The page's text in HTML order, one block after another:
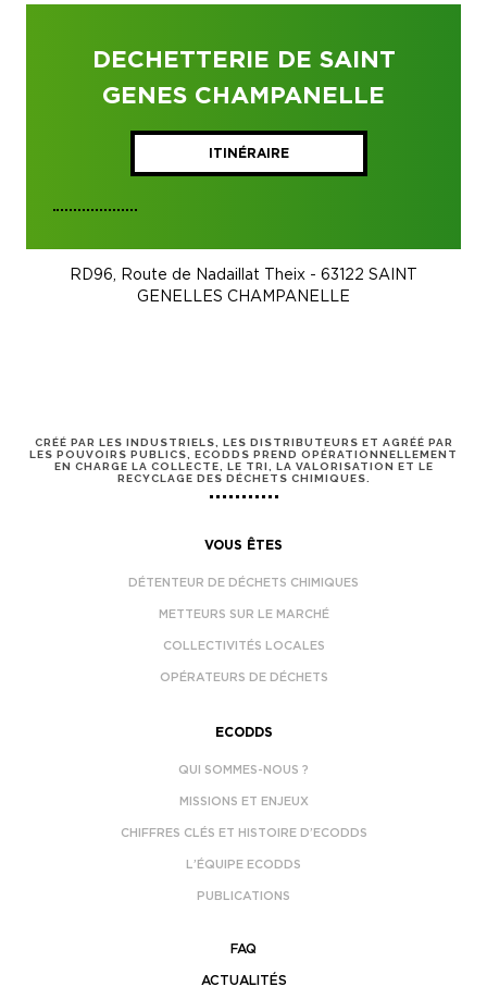
DECHETTERIE DE SAINT
GENES CHAMPANELLE
ITINÉRAIRE
RD96, Route de Nadaillat Theix - 63122 SAINT
GENELLES CHAMPANELLE
CRÉÉ PAR LES INDUSTRIELS, LES DISTRIBUTEURS ET AGRÉÉ PAR
LES POUVOIRS PUBLICS, ECODDS PREND OPÉRATIONNELLEMENT
EN CHARGE LA COLLECTE, LE TRI, LA VALORISATION ET LE
RECYCLAGE DES DÉCHETS CHIMIQUES.
VOUS ÊTES
DÉTENTEUR DE DÉCHETS CHIMIQUES
METTEURS SUR LE MARCHÉ
COLLECTIVITÉS LOCALES
OPÉRATEURS DE DÉCHETS
ECODDS
QUI SOMMES-NOUS ?
MISSIONS ET ENJEUX
CHIFFRES CLÉS ET HISTOIRE D’ECODDS
L’ÉQUIPE ECODDS
PUBLICATIONS
FAQ
ACTUALITÉS